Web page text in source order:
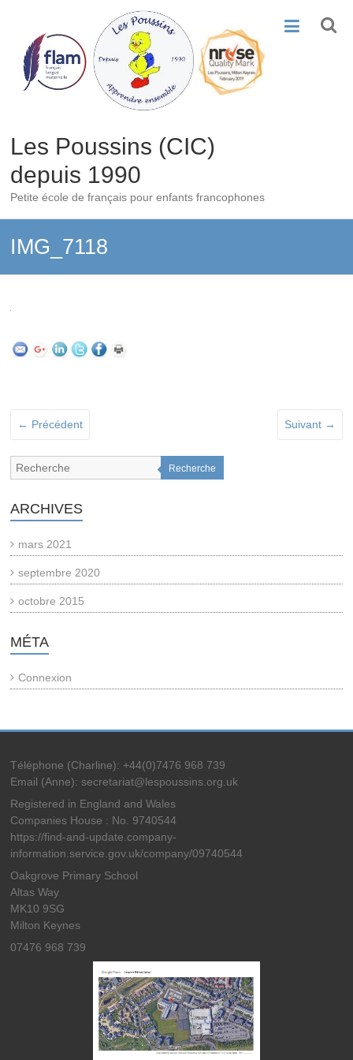
content
Les Poussins (CIC)
depuis 1990
Petite école de français pour enfants francophones
IMG_7118
← Précédent Suivant →
Recherche
ARCHIVES
mars 2021
septembre 2020
octobre 2015
MÉTA
Connexion
Téléphone (Charline): +44(0)7476 968 739
Email (Anne): secretariat@lespoussins.org.uk
Registered in England and Wales
Companies House : No. 9740544
https://find-and-update.company-
information.service.gov.uk/company/09740544
Oakgrove Primary School
Altas Way
MK10 9SG
Milton Keynes
07476 968 739